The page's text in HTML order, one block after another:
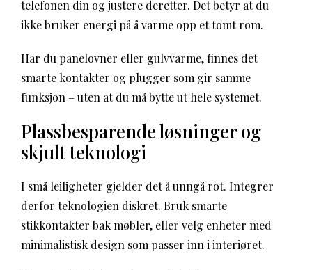
telefonen din og justere deretter. Det betyr at du
ikke bruker energi på å varme opp et tomt rom.
Har du panelovner eller gulvvarme, finnes det
smarte kontakter og plugger som gir samme
funksjon – uten at du må bytte ut hele systemet.
Plassbesparende løsninger og
skjult teknologi
I små leiligheter gjelder det å unngå rot. Integrer
derfor teknologien diskret. Bruk smarte
stikkontakter bak møbler, eller velg enheter med
minimalistisk design som passer inn i interiøret.